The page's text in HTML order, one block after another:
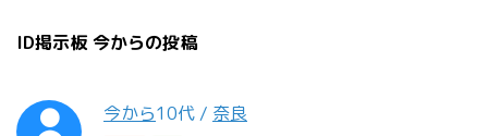
ID掲示板 今からの投稿
今から10代 / 奈良